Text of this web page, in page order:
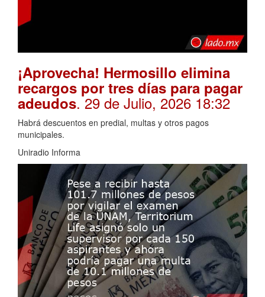
¡Aprovecha! Hermosillo elimina
recargos por tres días para pagar
adeudos. 29 de Julio, 2026 18:32
Habrá descuentos en predial, multas y otros pagos
municipales.
Uniradio Informa